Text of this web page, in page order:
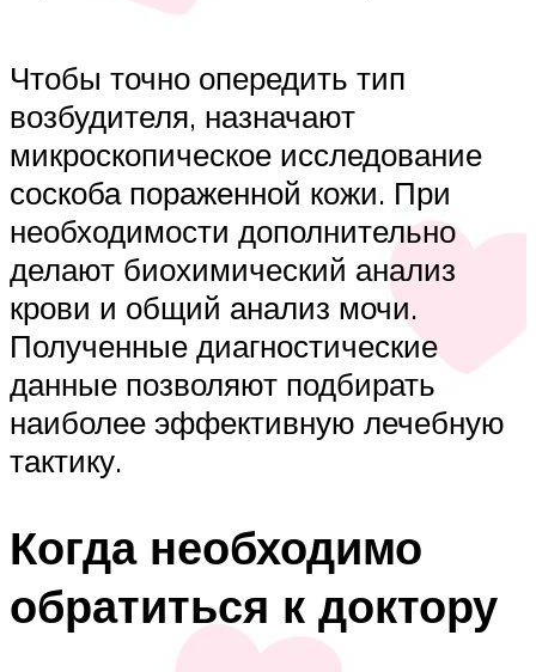
Чтобы точно опередить тип
возбудителя, назначают
микроскопическое исследование
соскоба пораженной кожи. При
необходимости дополнительно
делают биохимический анализ
крови и общий анализ мочи.
Полученные диагностические
данные позволяют подбирать
наиболее эффективную лечебную
тактику.
Когда необходимо
обратиться к доктору